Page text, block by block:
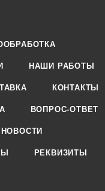
НАШИ РАБОТЫ
КОНТАКТЫ
ВОПРОС-ОТВЕТ
НОВОСТИ
РЕКВИЗИТЫ